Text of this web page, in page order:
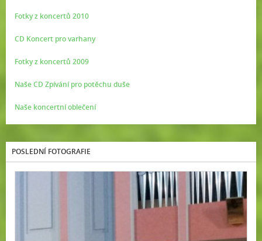
Fotky z koncertů 2010
CD Koncert pro varhany
Fotky z koncertů 2009
Naše CD Zpívání pro potěchu duše
Naše koncertní oblečení
POSLEDNÍ FOTOGRAFIE